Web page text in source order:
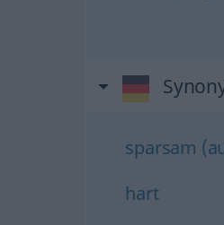
sparsam
hart